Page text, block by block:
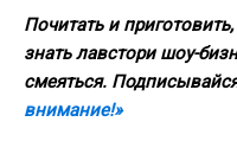
Почитать и
знать лавстори шоу-
смеяться.
внимание!»